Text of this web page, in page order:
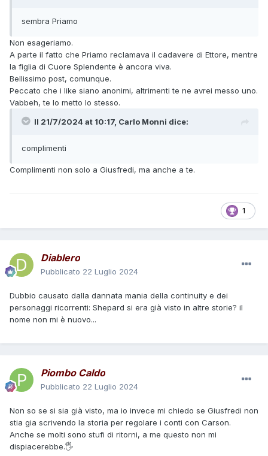
sembra Priamo
Non esageriamo.
A parte il fatto che Priamo reclamava il cadavere di Ettore, mentre
la figlia di Cuore Splendente è ancora viva.
Bellissimo post, comunque.
Peccato che i like siano anonimi, altrimenti te ne avrei messo uno.
Vabbeh, te lo metto lo stesso.
Il 21/7/2024 at 10:17, Carlo Monni dice:
complimenti
Complimenti non solo a Giusfredi, ma anche a te.
1
Diablero
Pubblicato 22 Luglio 2024
Dubbio causato dalla dannata mania della continuity e dei
personaggi ricorrenti: Shepard si era già visto in altre storie? il
nome non mi è nuovo...
Piombo Caldo
Pubblicato 22 Luglio 2024
Non so se si sia già visto, ma io invece mi chiedo se Giusfredi non
stia gia scrivendo la storia per regolare i conti con Carson.
Anche se molti sono stufi di ritorni, a me questo non mi
dispiacerebbe.🖐